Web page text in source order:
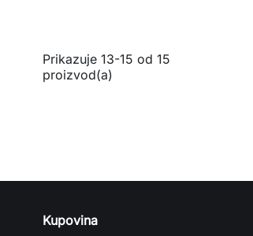
Prikazuje 13-15 od 15
proizvod(a)
Kupovina